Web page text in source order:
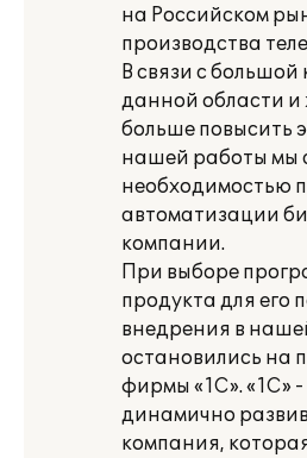
на Российском
производства
В связи с
данной области
больше повысить
нашей работы мы
необходимостью
автоматизации
компании.
При выборе
продукта для его
внедрения в
остановились на
фирмы «1С». «1С»
динамично
компания,